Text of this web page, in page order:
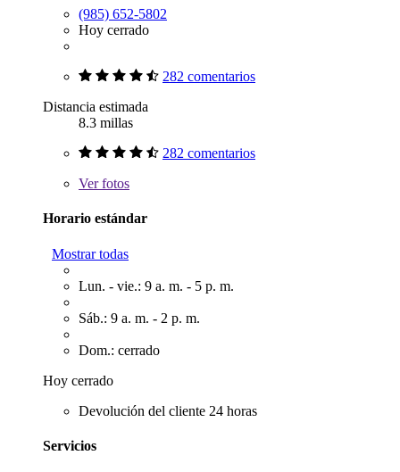
(985) 652-5802
Hoy cerrado
282 comentarios
Distancia estimada
8.3 millas
282 comentarios
Verfotos
Horario estándar
Mostrar todas
Lun. - vie.: 9 a. m. - 5 p. m.
Sáb.: 9 a. m. - 2 p. m.
Dom.: cerrado
Hoy cerrado
Devolución del cliente 24 horas
Servicios